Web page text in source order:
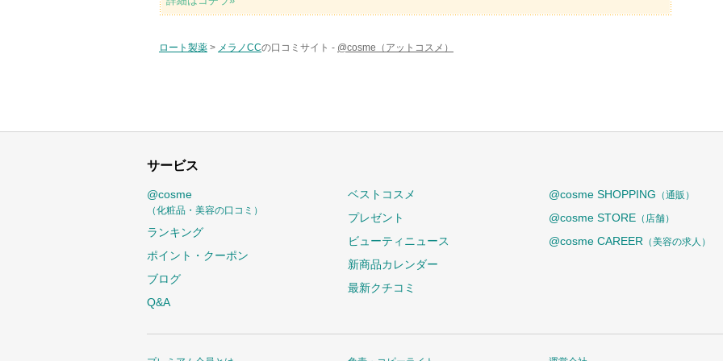
ロート製薬 > メラノCCの口コミサイト - @cosme（アットコスメ）
サービス
@cosme
（化粧品・美容の口コミ）
ランキング
ポイント・クーポン
ブログ
Q&A
ベストコスメ
プレゼント
ビューティニュース
新商品カレンダー
最新クチコミ
@cosme SHOPPING （通販）
@cosme STORE （店舗）
@cosme CAREER （美容の求人）